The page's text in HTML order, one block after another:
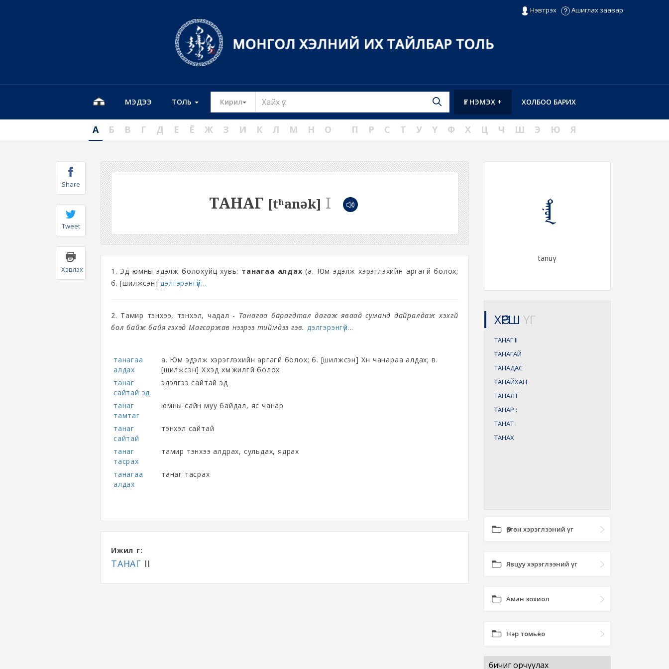
Нэвтрэх Ашиглах заавар
МЭДЭЭ ТОЛЬ Кирил Toggle Dropdown ХОЛБОО БАРИХ
ҮГ НЭМЭХ +
А Б В Г Д Е Ё Ж З И К Л М Н О П Р С Т У Ү Ф Х Ц Ч Ш Э Ю Я
Share
Tweet
Хэвлэх
ТАНАГ [tʰanək] I
1. Эд юмны эдэлж болохуйц хувь: танагаа алдах (а. Юм эдэлж хэрэглэхийн аргагүй болох;
б. [шилжсэн]дэлгэрэнгүй...
2. Тамир тэнхээ, тэнхэл, чадал - Танагаа барагдтал дагаж яваад суманд дайралдаж үхэхгүй
бол байж байя гэхэд Магсаржав нээрээ тиймдээ гэв. дэлгэрэнгүй...
танагаа
алдах
а. Юм эдэлж хэрэглэхийн аргагүй болох; б. [шилжсэн] Хүн чанараа алдах; в.
[шилжсэн] Хүүхэд хүмүүжилгүй болох
танаг
сайтай эд
эдэлгээ сайтай эд
танаг
тамтаг
юмны сайн муу байдал, яс чанар
танаг
сайтай
тэнхэл сайтай
танаг
тасрах
тамир тэнхээ алдрах, сульдах, ядрах
танагаа
алдах
танаг тасрах
Ижил үг:
ТАНАГ II
ᠲᠠᠨᠤᠭ
tanuγ
ХӨРШ ҮГ
ТАНАГII
ТАНАГАЙ
ТАНАДАС
ТАНАЙХАН
ТАНАЛТ
ТАНАР :
ТАНАТ :
ТАНАХ
Өргөн хэрэглээний үг
Явцуу хэрэглээний үг
Аман зохиол
Нэр томьёо
бичиг орчуулах